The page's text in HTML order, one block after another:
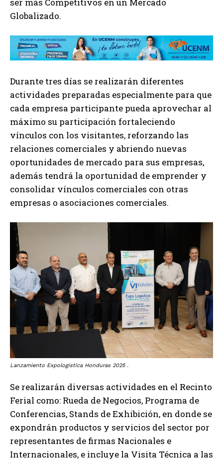
Globalizado.
Durante tres días se realizarán diferentes
actividades preparadas especialmente para que
cada empresa participante pueda aprovechar al
máximo su participación fortaleciendo
vínculos con los visitantes, reforzando las
relaciones comerciales y abriendo nuevas
oportunidades de mercado para sus empresas,
además tendrá la oportunidad de emprender y
consolidar vínculos comerciales con otras
empresas o asociaciones comerciales.
Lanzamiento Expologistica Honduras 2025 .
Se realizarán diversas actividades en el Recinto
Ferial como: Rueda de Negocios, Programa de
Conferencias, Stands de Exhibición, en donde se
expondrán productos y servicios del sector por
representantes de firmas Nacionales e
Internacionales, e incluye la Visita Técnica a las